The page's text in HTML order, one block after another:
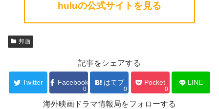
huluの公式サイトを見る
邦画
記事をシェアする
Twitter Facebook
0
はてブ
0
Pocket
0
LINE
海外映画ドラマ情報局をフォローする